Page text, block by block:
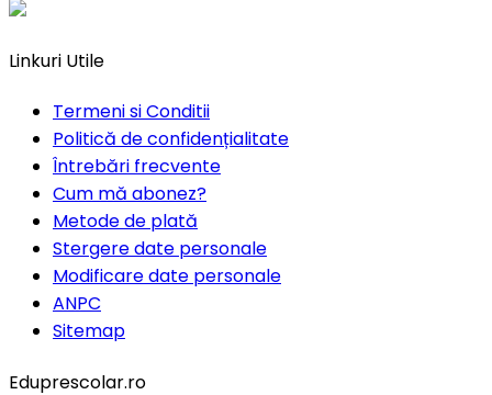
Linkuri Utile
Termeni si Conditii
Politică de confidențialitate
Întrebări frecvente
Cum mă abonez?
Metode de plată
Stergere date personale
Modificare date personale
ANPC
Sitemap
Eduprescolar.ro